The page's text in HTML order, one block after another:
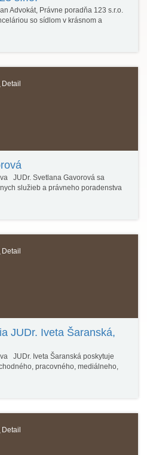
Advokát, Právne poradňa 123 s.r.o.
so sídlom v krásnom a
Detail
JUDr. Svetlana Gavorová sa
služieb a právneho poradenstva
Detail
JUDr. Iveta Šaranská,
JUDr. Iveta Šaranská poskytuje
pracovného, mediálneho,
Detail